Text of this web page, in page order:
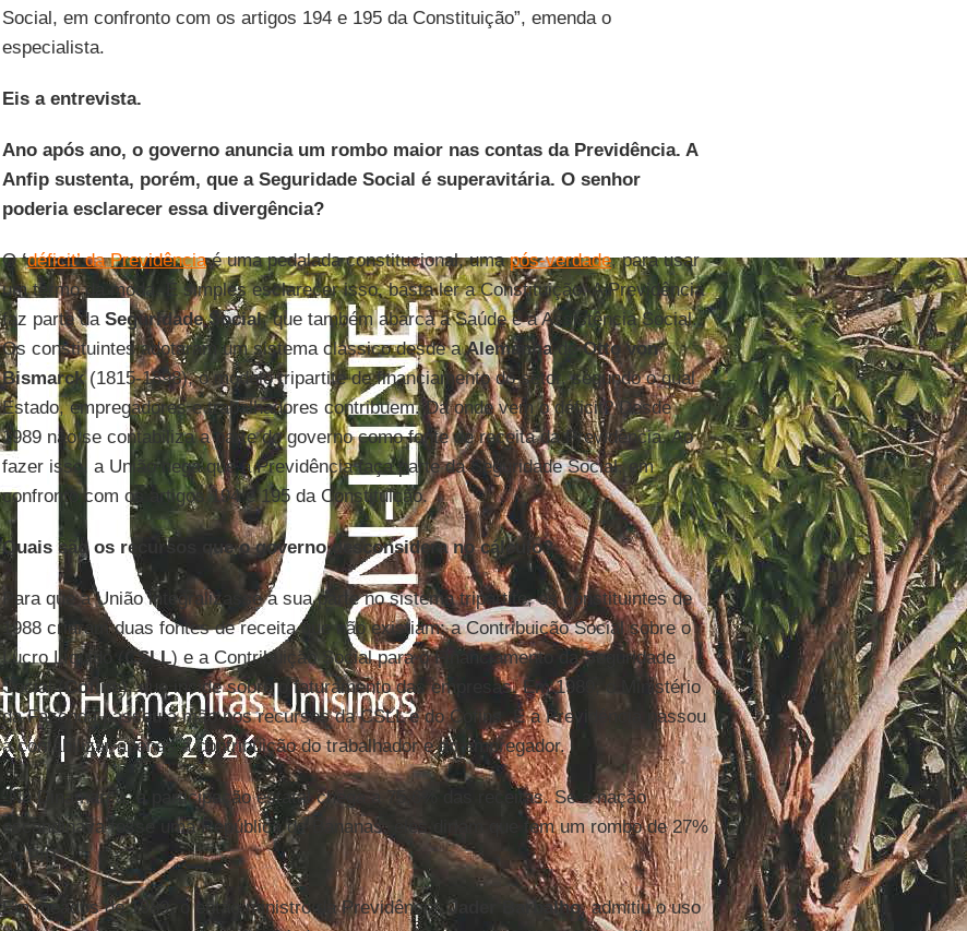
Social, em confronto com os artigos 194 e 195 da Constituição”, emenda o
especialista.
Eis a entrevista.
Ano após ano, o governo anuncia um rombo maior nas contas da Previdência. A
Anfip sustenta, porém, que a Seguridade Social é superavitária. O senhor
poderia esclarecer essa divergência?
O‘déficit’ da Previdênciaé uma pedalada constitucional, umapós-verdade, para usar
um termo da moda. É simples esclarecer isso, basta ler a Constituição. A Previdência
faz parte daSeguridade Social, que também abarca a Saúde e a Assistência Social.
Os constituintes adotaram um sistema clássico desde aAlemanhadeOtto von
Bismarck(1815-1898), o modelo tripartite de financiamento do setor, segundo o qual
Estado, empregadores e trabalhadores contribuem. Da onde vem o déficit? Desde
1989 não se contabiliza a parte do governo como fonte de receita da Previdência. Ao
fazer isso, a União nega que a Previdência faça parte da Seguridade Social, em
confronto com os artigos 194 e 195 da Constituição.
Quais são os recursos que o governo desconsidera no cálculo?
Para que a União integralizasse a sua parte no sistema tripartite, os constituintes de
1988 criaram duas fontes de receita que não existiam: a Contribuição Social sobre o
Lucro Líquido (CSLL) e a Contribuição Social para o Financiamento da Seguridade
Social (Cofins), que incide sobre o faturamento das empresas. Em 1989, o Ministério
da Fazenda passou a mão nos recursos da CSLL e do Cofins. E a Previdência passou
a contabilizar apenas a contribuição do trabalhador e do empregador.
"Na Dinamarca, a participação estatal chega a 75,6% das receitas. Se a nação
escandinava fosse uma República de Bananas, eles diriam que tem um rombo de 27%
do PIB"
Em meados de 1989, o então ministro da Previdência,Jader Barbalho, admitiu o uso